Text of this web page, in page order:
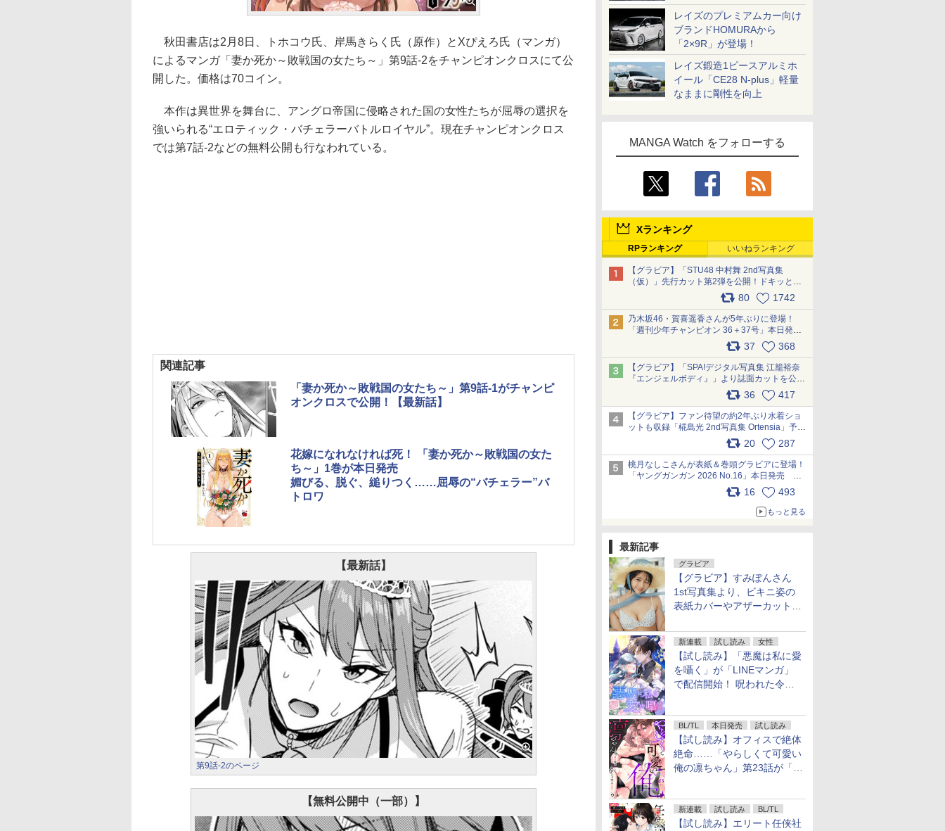
レイズのプレミアムカー向け
ブランドHOMURAから
「2×9R」が登場！
レイズ鍛造1ピースアルミホ
イール「CE28 N-plus」軽量
なままに剛性を向上
MANGA Watch をフォローする
Xランキング
RPランキング いいねランキング
【グラビア】「STU48 中村舞 2nd写真集
（仮）」先行カット第2弾を公開！ドキッとす
るランジェリーカットなど新たな挑戦
80 1742
乃木坂46・賀喜遥香さんが5年ぶりに登場！
「週刊少年チャンピオン 36＋37号」本日発
売 pic.x.com/2Mo85ZlRvK
37 368
【グラビア】「SPA!デジタル写真集 江籠裕奈
『エンジェルボディ』」より誌面カットを公
開！ pic.x.com/Yl52UEMoko 36 417
【グラビア】ファン待望の約2年ぶり水着ショ
ットも収録「椛島光 2nd写真集 Ortensia」予約
20 287
桃月なしこさんが表紙＆巻頭グラビアに登場！
「ヤングガンガン 2026 No.16」本日発売
16 493
もっと見る
最新記事
グラビア
【グラビア】すみぽんさん
1st写真集より、ビキニ姿の
表紙カバーやアザーカットを
新連載 試し読み 女性
【試し読み】「悪魔は私に愛
を囁く」が「LINEマンガ」
で配信開始！ 呪われた令嬢×
BL/TL 本日発売 試し読み
【試し読み】オフィスで絶体
絶命……「やらしくて可愛い
俺の凛ちゃん」第23話が「コ
新連載 試し読み BL/TL
【試し読み】エリート任侠社
秋田書店は2月8日、トホコウ氏、岸馬きらく氏（原作）とXぴえろ氏（マンガ）
によるマンガ「妻か死か～敗戦国の女たち～」第9話-2をチャンピオンクロスにて公
開した。価格は70コイン。
本作は異世界を舞台に、アングロ帝国に侵略された国の女性たちが屈辱の選択を
強いられる“エロティック・バチェラーバトルロイヤル”。現在チャンピオンクロス
では第7話-2などの無料公開も行なわれている。
関連記事
「妻か死か～敗戦国の女たち～」第9話-1がチャンピ
オンクロスで公開！【最新話】
花嫁になれなければ死！ 「妻か死か～敗戦国の女た
ち～」1巻が本日発売
媚びる、脱ぐ、縋りつく……屈辱の“バチェラー”バ
トロワ
【最新話】
第9話-2のページ
【無料公開中（一部）】